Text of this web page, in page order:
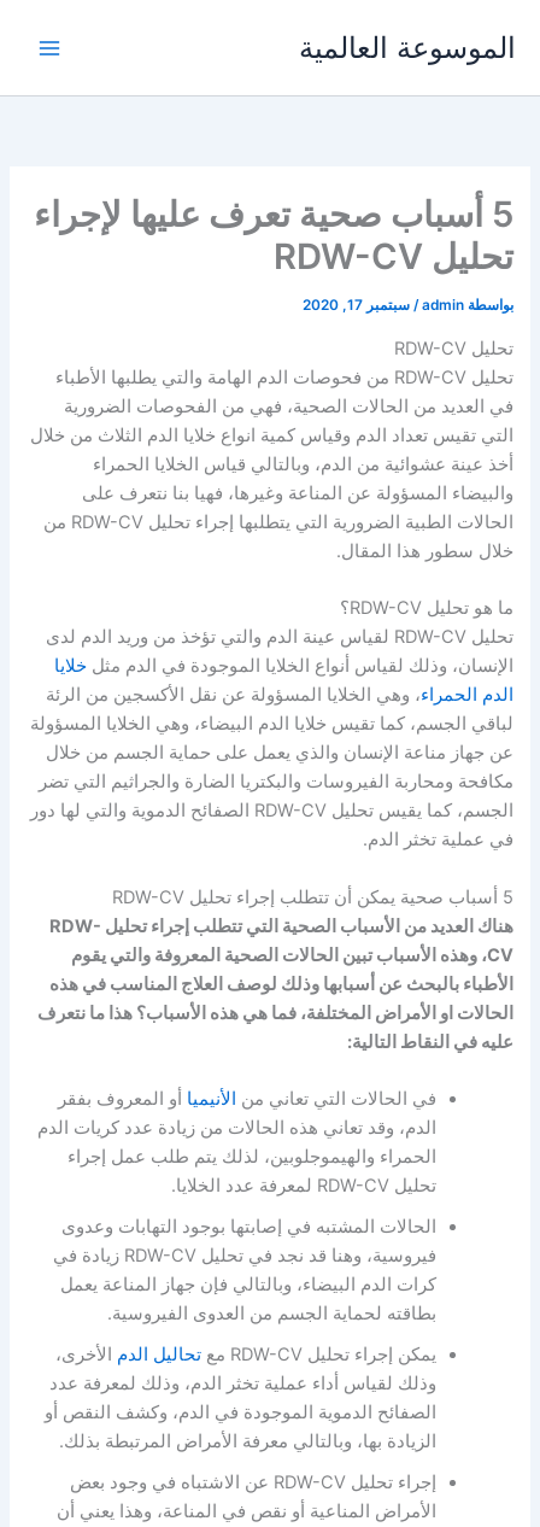
الموسوعة العالمية
5 أسباب صحية تعرف عليها لإجراء
تحليل RDW-CV
بواسطة admin
/سبتمبر 17, 2020
تحليل RDW-CV
تحليل RDW-CV من فحوصات الدم الهامة والتي يطلبها الأطباء
في العديد من الحالات الصحية، فهي من الفحوصات الضرورية
التي تقيس تعداد الدم وقياس كمية انواع خلايا الدم الثلاث من خلال
أخذ عينة عشوائية من الدم، وبالتالي قياس الخلايا الحمراء
والبيضاء المسؤولة عن المناعة وغيرها، فهيا بنا نتعرف على
الحالات الطبية الضرورية التي يتطلبها إجراء تحليل RDW-CV من
خلال سطور هذا المقال.
ما هو تحليل RDW-CV؟
تحليل RDW-CV لقياس عينة الدم والتي تؤخذ من وريد الدم لدى
الإنسان، وذلك لقياس أنواع الخلايا الموجودة في الدم مثلخلايا
الدم الحمراء، وهي الخلايا المسؤولة عن نقل الأكسجين من الرئة
لباقي الجسم، كما تقيس خلايا الدم البيضاء، وهي الخلايا المسؤولة
عن جهاز مناعة الإنسان والذي يعمل على حماية الجسم من خلال
مكافحة ومحاربة الفيروسات والبكتريا الضارة والجراثيم التي تضر
الجسم، كما يقيس تحليل RDW-CV الصفائح الدموية والتي لها دور
في عملية تخثر الدم.
5 أسباب صحية يمكن أن تتطلب إجراء تحليل RDW-CV
هناك العديد من الأسباب الصحية التي تتطلب إجراء تحليل RDW-
CV، وهذه الأسباب تبين الحالات الصحية المعروفة والتي يقوم
الأطباء بالبحث عن أسبابها وذلك لوصف العلاج المناسب في هذه
الحالات او الأمراض المختلفة، فما هي هذه الأسباب؟ هذا ما نتعرف
عليه في النقاط التالية:
في الحالات التي تعاني من الأنيميا أو المعروف بفقر
الدم، وقد تعاني هذه الحالات من زيادة عدد كريات الدم
الحمراء والهيموجلوبين، لذلك يتم طلب عمل إجراء
تحليل RDW-CV لمعرفة عدد الخلايا.
الحالات المشتبه في إصابتها بوجود التهابات وعدوى
فيروسية، وهنا قد نجد في تحليل RDW-CV زيادة في
كرات الدم البيضاء، وبالتالي فإن جهاز المناعة يعمل
بطاقته لحماية الجسم من العدوى الفيروسية.
يمكن إجراء تحليل RDW-CV مع
تحاليل الدم الأخرى،
وذلك لقياس أداء عملية تخثر الدم، وذلك لمعرفة عدد
الصفائح الدموية الموجودة في الدم، وكشف النقص أو
الزيادة بها، وبالتالي معرفة الأمراض المرتبطة بذلك.
إجراء تحليل RDW-CV عن الاشتباه في وجود بعض
الأمراض المناعية أو نقص في المناعة، وهذا يعني أن